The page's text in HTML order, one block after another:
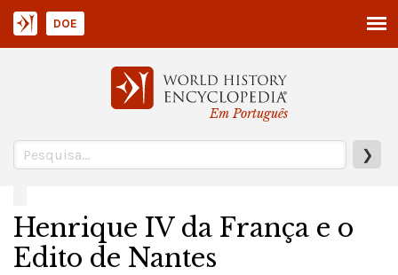
Em Português
❯
DOE
Henrique IV da França e o
Edito de Nantes